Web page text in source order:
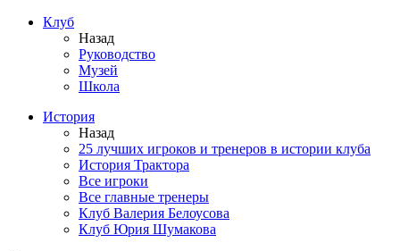
Клуб
Назад
Руководство
Музей
Школа
История
Назад
25 лучших игроков и тренеров в истории клуба
История Трактора
Все игроки
Все главные тренеры
Клуб Валерия Белоусова
Клуб Юрия Шумакова